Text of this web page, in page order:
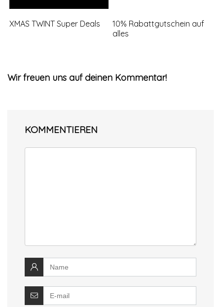
XMAS TWINT Super Deals
10% Rabattgutschein auf
alles
Wir freuen uns auf deinen Kommentar!
KOMMENTIEREN